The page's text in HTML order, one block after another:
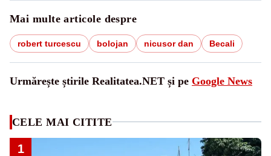
Mai multe articole despre
robert turcescu bolojan nicusor dan Becali
Urmărește știrile Realitatea.NET și pe Google News
CELE MAI CITITE
1